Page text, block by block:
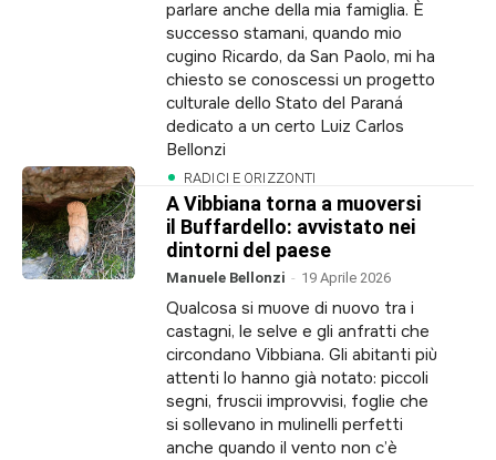
parlare anche della mia famiglia. È
successo stamani, quando mio
cugino Ricardo, da San Paolo, mi ha
chiesto se conoscessi un progetto
culturale dello Stato del Paraná
dedicato a un certo Luiz Carlos
Bellonzi
RADICI E ORIZZONTI
A Vibbiana torna a muoversi
il Buffardello: avvistato nei
dintorni del paese
Manuele Bellonzi - 19 Aprile 2026
Qualcosa si muove di nuovo tra i
castagni, le selve e gli anfratti che
circondano Vibbiana. Gli abitanti più
attenti lo hanno già notato: piccoli
segni, fruscii improvvisi, foglie che
si sollevano in mulinelli perfetti
anche quando il vento non c’è